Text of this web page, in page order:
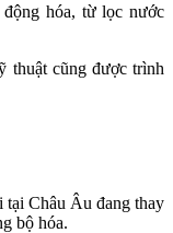
hóa, từ lọc nước
thuật cũng được trình
tại Châu Âu đang thay
bộ hóa.